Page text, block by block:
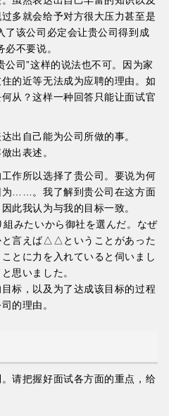
多就会给予对方很大压力甚至是
了该公司必定会让贵公司得到成
不要说。
公司”这样的说法也不可。因为家
的近等无法成为应聘的理由。如
从？这样一种回答只能让面试官
出自己能为公司所做的事。
出表述。
作所以选择了贵公司。要说为何
为……。我了解到贵公司在这方面
此我认为与我的目标一致。
みたいから御社を選んだ。なぜ
と言えば△△ということがあった
とに力を入れていると伺いまし
思いました。
标，以及为了达成该目标的过程
的理由。
请把握好面试各方面的重点，给